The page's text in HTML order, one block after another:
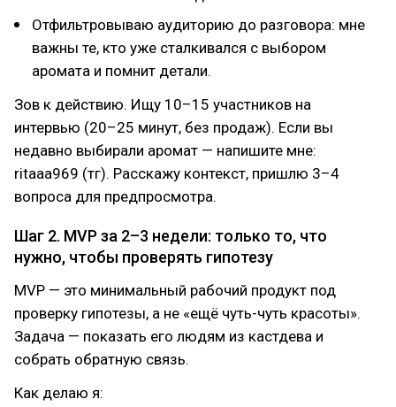
Отфильтровываю аудиторию до разговора: мне
важны те, кто уже сталкивался с выбором
аромата и помнит детали.
Зов к действию. Ищу 10–15 участников на
интервью (20–25 минут, без продаж). Если вы
недавно выбирали аромат — напишите мне:
ritaaa969 (тг). Расскажу контекст, пришлю 3–4
вопроса для предпросмотра.
Шаг 2. MVP за 2–3 недели: только то, что
нужно, чтобы проверять гипотезу
MVP — это минимальный рабочий продукт под
проверку гипотезы, а не «ещё чуть-чуть красоты».
Задача — показать его людям из кастдева и
собрать обратную связь.
Как делаю я: